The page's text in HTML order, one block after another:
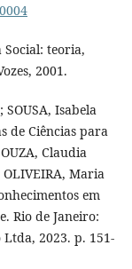
Social: teoria,
2001.
Isabela
de Ciências para
Claudia
Maria
em
Rio de Janeiro:
2023. p. 151-